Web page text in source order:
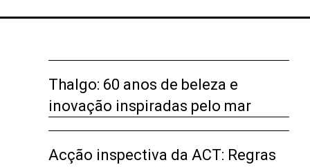
Thalgo: 60 anos de beleza e
inovação inspiradas pelo mar
Acção inspectiva da ACT: Regras